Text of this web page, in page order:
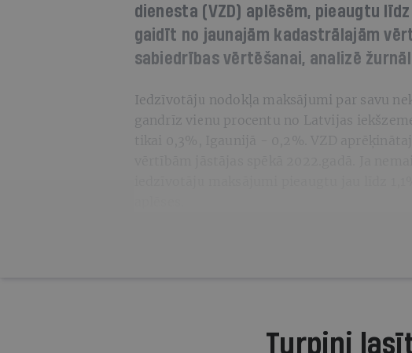
dienesta (VZD) aplēsēm, pieaugtu
gaidīt no jaunajām kadastrālajām
sabiedrības vērtēšanai, analizē
Iedzīvotāju nodokļa maksājumi par savu
gandrīz vienu procentu no Latvijas
Turpini